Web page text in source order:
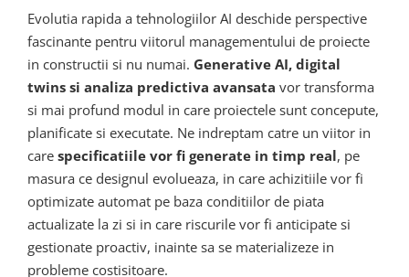
Evolutia rapida a tehnologiilor AI deschide perspective
fascinante pentru viitorul managementului de proiecte
in constructii si nu numai. Generative AI, digital
twins si analiza predictiva avansata vor transforma
si mai profund modul in care proiectele sunt concepute,
planificate si executate. Ne indreptam catre un viitor in
care specificatiile vor fi generate in timp real, pe
masura ce designul evolueaza, in care achizitiile vor fi
optimizate automat pe baza conditiilor de piata
actualizate la zi si in care riscurile vor fi anticipate si
gestionate proactiv, inainte sa se materializeze in
probleme costisitoare.